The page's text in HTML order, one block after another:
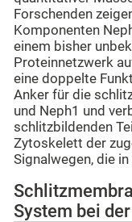
Forschenden
Komponenten
einem bisher
Proteinnetzwerk
eine doppelte
Anker für die
und Neph1 und
schlitzbildenden
Zytoskelett der
Signalwegen, die in
System bei